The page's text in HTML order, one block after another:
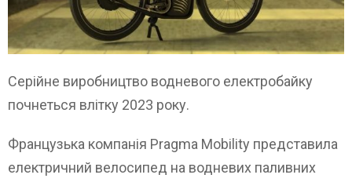
Серійне виробництво водневого електробайку
почнеться влітку 2023 року.
Французька компанія Pragma Mobility представила
електричний велосипед на водневих паливних